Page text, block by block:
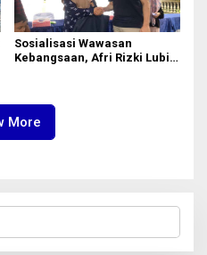
Sosialisasi Wawasan
Kebangsaan, Afri Rizki Lubis
More